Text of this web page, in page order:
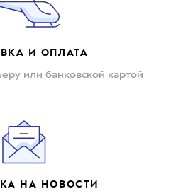
И ОПЛАТА
или банковской картой
НА НОВОСТИ